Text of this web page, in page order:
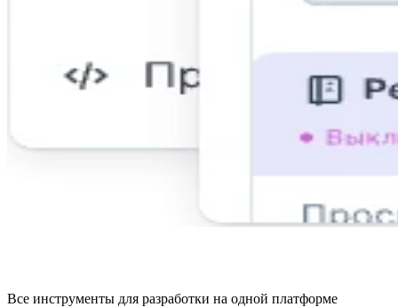
Все инструменты для разработки на одной платформе